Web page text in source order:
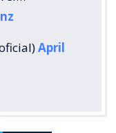
April